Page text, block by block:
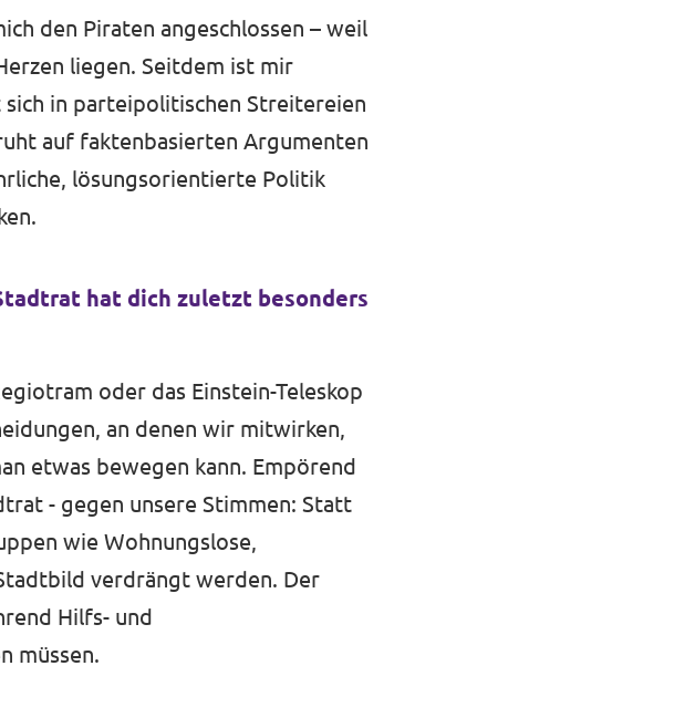
den Piraten angeschlossen – weil
liegen. Seitdem ist mir
in parteipolitischen Streitereien
auf faktenbasierten Argumenten
lösungsorientierte Politik
hat dich zuletzt besonders
oder das Einstein-Teleskop
an denen wir mitwirken,
etwas bewegen kann. Empörend
- gegen unsere Stimmen: Statt
wie Wohnungslose,
verdrängt werden. Der
Hilfs- und
müssen.